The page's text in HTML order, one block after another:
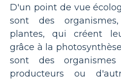
D'un point de vue
sont des
plantes, qui créent
grâce à la
sont des
producteurs ou